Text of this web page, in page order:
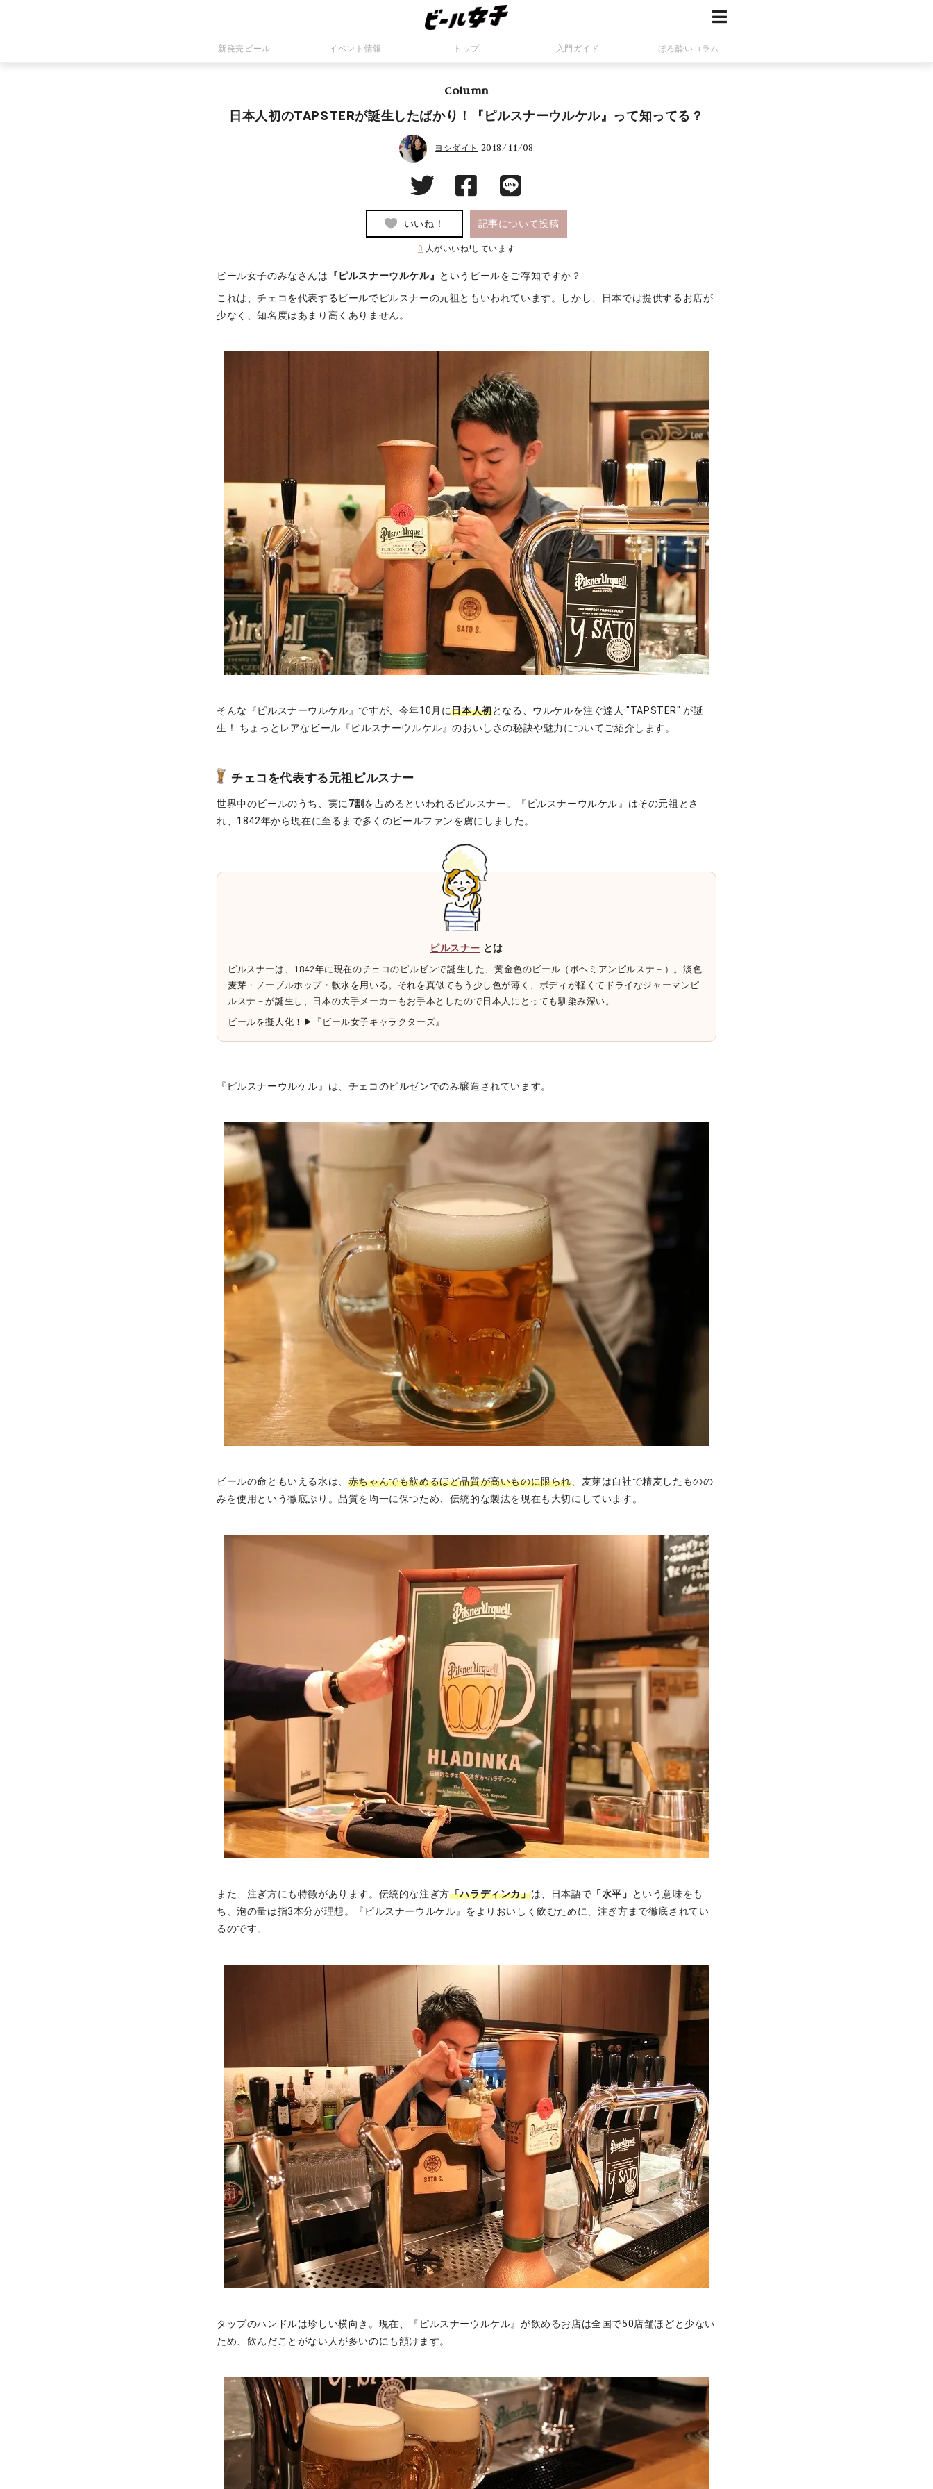
新発売ビール イベント情報 トップ 入門ガイド ほろ酔いコラム
Column
日本人初のTAPSTERが誕生したばかり！『ピルスナーウルケル』って知ってる？
ヨシダイト 2018/11/08
いいね！ 記事について投稿
0 人がいいね!しています
ビール女子のみなさんは 『ピルスナーウルケル』
というビールをご存知ですか？
これは、チェコを代表するビールでピルスナーの元祖ともいわれています。しかし、日本では提供するお店が
少なく、知名度はあまり高くありません。
そんな『ピルスナーウルケル』ですが、今年10月に日本人初となる、ウルケルを注ぐ達人 "TAPSTER" が誕
生！ ちょっとレアなビール『ピルスナーウルケル』のおいしさの秘訣や魅力についてご紹介します。
チェコを代表する元祖ピルスナー
世界中のビールのうち、実に7割 を占めるといわれるピルスナー。『ピルスナーウルケル』はその元祖とさ
れ、1842年から現在に至るまで多くのビールファンを虜にしました。
ピルスナー とは
ピルスナーは、1842年に現在のチェコのピルゼンで誕生した、黄金色のビール（ボヘミアンピルスナ－）。淡色
麦芽・ノーブルホップ・軟水を用いる。それを真似てもう少し色が薄く、ボディが軽くてドライなジャーマンピ
ルスナ－が誕生し、日本の大手メーカーもお手本としたので日本人にとっても馴染み深い。
ビールを擬人化！▶『 ビール女子キャラクターズ 』
『ピルスナーウルケル』は、チェコのピルゼンでのみ醸造されています。
ビールの命ともいえる水は、 赤ちゃんでも飲めるほど品質が高いものに限られ、麦芽は自社で精麦したものの
みを使用という徹底ぶり。品質を均一に保つため、伝統的な製法を現在も大切にしています。
また、注ぎ方にも特徴があります。伝統的な注ぎ方「ハラディンカ」は、日本語で 「水平」
という意味をも
ち、泡の量は指3本分が理想。『ピルスナーウルケル』をよりおいしく飲むために、注ぎ方まで徹底されてい
るのです。
タップのハンドルは珍しい横向き。現在、『ピルスナーウルケル』が飲めるお店は全国で50店舗ほどと少ない
ため、飲んだことがない人が多いのにも頷けます。